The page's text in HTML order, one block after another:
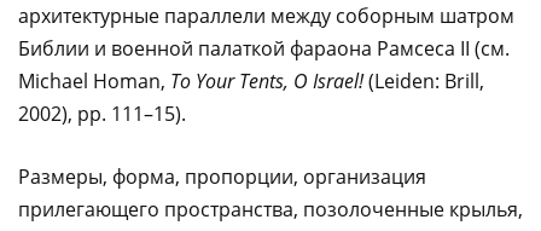
архитектурные параллели между соборным шатром
Библии и военной палаткой фараона Рамсеса II (см.
Michael Homan, To Your Tents, O Israel!(Leiden: Brill,
2002), pp. 111–15).
Размеры, форма, пропорции, организация
прилегающего пространства, позолоченные крылья,